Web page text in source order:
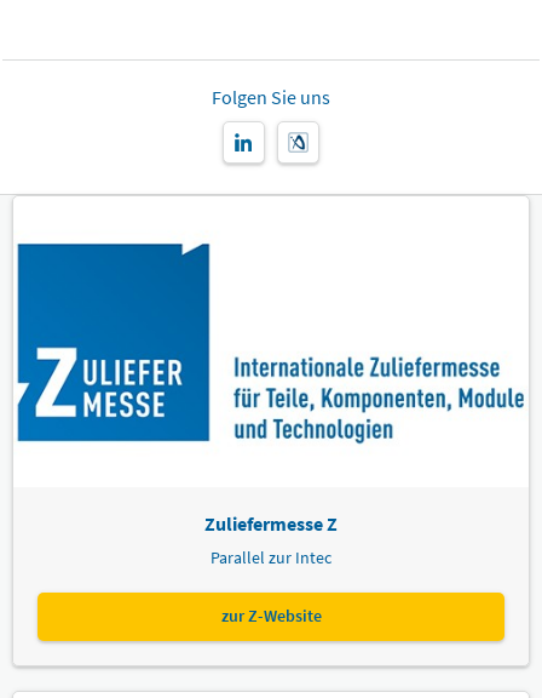
Folgen Sie uns
Zuliefermesse Z
Parallel zur Intec
zur Z-Website